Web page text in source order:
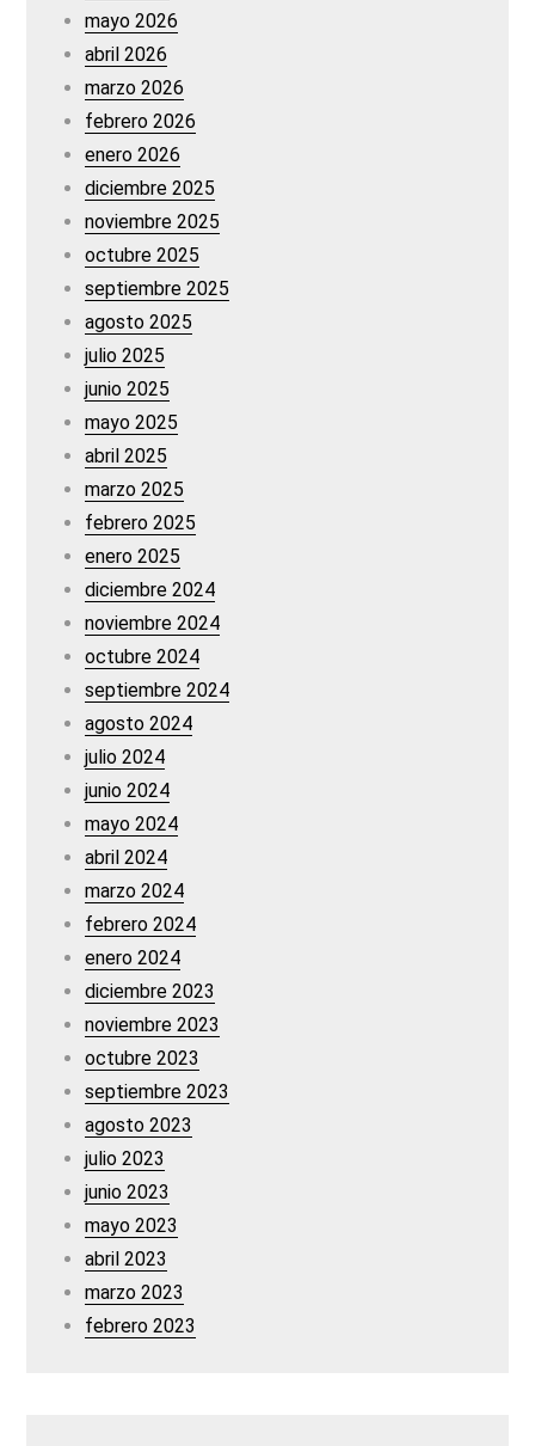
mayo 2026
abril 2026
marzo 2026
febrero 2026
enero 2026
diciembre 2025
noviembre 2025
octubre 2025
septiembre 2025
agosto 2025
julio 2025
junio 2025
mayo 2025
abril 2025
marzo 2025
febrero 2025
enero 2025
diciembre 2024
noviembre 2024
octubre 2024
septiembre 2024
agosto 2024
julio 2024
junio 2024
mayo 2024
abril 2024
marzo 2024
febrero 2024
enero 2024
diciembre 2023
noviembre 2023
octubre 2023
septiembre 2023
agosto 2023
julio 2023
junio 2023
mayo 2023
abril 2023
marzo 2023
febrero 2023